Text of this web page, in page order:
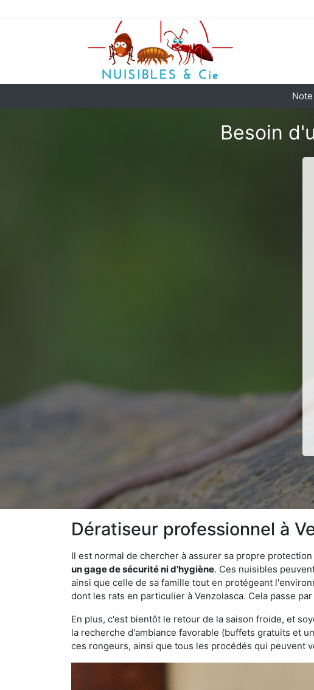
Besoin
Dératiseur professionnel à
Il est normal de chercher à assurer sa propre
un gage de sécurité ni d'hygiène. Ces nuisibles
ainsi que celle de sa famille tout en protégeant
dont les rats en particulier à Venzolasca. Cela passe
En plus, c'est bientôt le retour de la saison froide, et
la recherche d'ambiance favorable (buffets gratuits et
ces rongeurs, ainsi que tous les procédés qui peuvent